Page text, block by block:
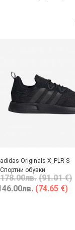
adidas Originals X_PLR S
Спортни обувки
178.00лв. (91.01 €)
лв. (74.65 €)